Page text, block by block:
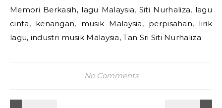
Memori Berkasih, lagu Malaysia, Siti Nurhaliza, lagu
cinta, kenangan, musik Malaysia, perpisahan, lirik
lagu, industri musik Malaysia, Tan Sri Siti Nurhaliza
No Comments